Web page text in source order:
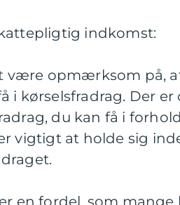
indkomst:
være opmærksom på,
i kørselsfradrag. Der
du kan få i
vigtigt at holde sig
en fordel, som